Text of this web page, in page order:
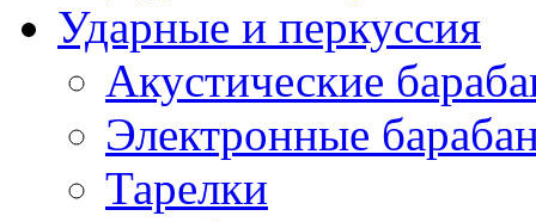
Ударные и перкуссия
Акустические
Электронные
Тарелки